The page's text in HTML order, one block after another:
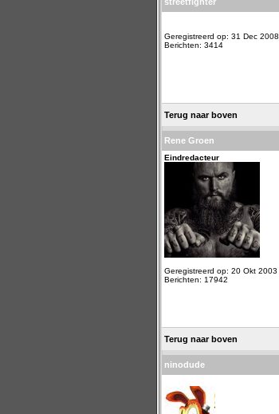
Geregistreerd op: 31 Dec 2008
Berichten: 3414
Terug naar boven
Rene Groen
Eindredacteur
Geregistreerd op: 20 Okt 2003
Berichten: 17942
Terug naar boven
ninodude